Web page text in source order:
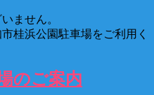
ません。
桂浜公園駐車場をご利用く
のご案内